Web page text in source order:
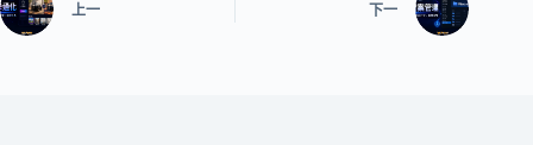
上一 下一